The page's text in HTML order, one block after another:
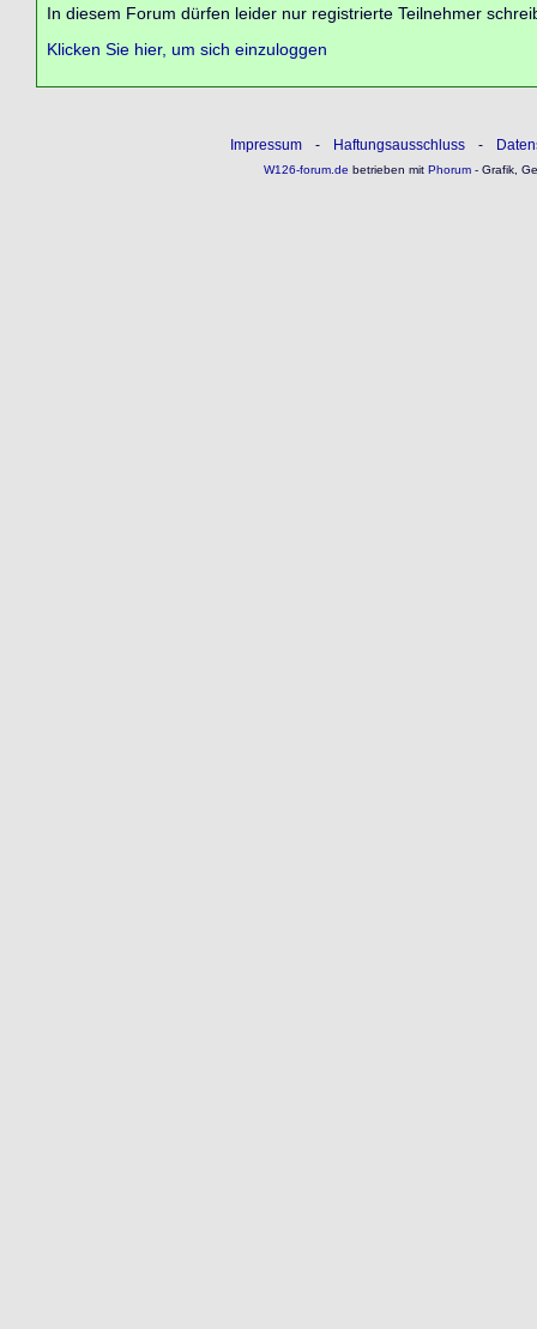
In diesem Forum dürfen leider nur registrierte Teilnehmer
Klicken Sie hier, um sich einzuloggen
Impressum - Haftungsausschluss -
W126-forum.de betrieben mitPhorum- Grafik,